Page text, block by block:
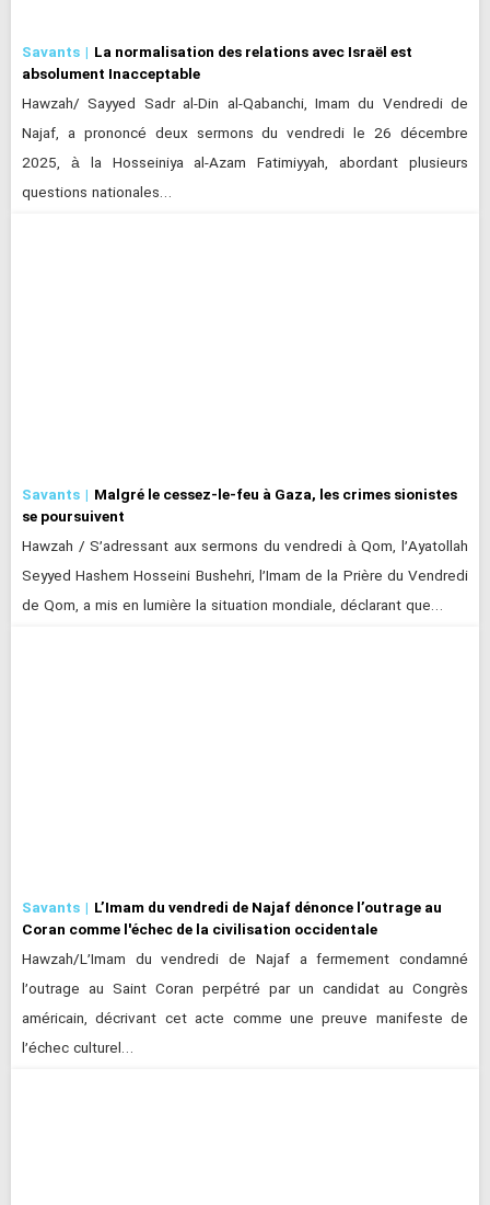
Savants
La normalisation des relations avec Israël est
absolument Inacceptable
Hawzah/ Sayyed Sadr al-Din al-Qabanchi, Imam du Vendredi de
Najaf, a prononcé deux sermons du vendredi le 26 décembre
2025, à la Hosseiniya al-Azam Fatimiyyah, abordant plusieurs
questions nationales…
Savants
Malgré le cessez-le-feu à Gaza, les crimes sionistes
se poursuivent
Hawzah / S’adressant aux sermons du vendredi à Qom, l’Ayatollah
Seyyed Hashem Hosseini Bushehri, l’Imam de la Prière du Vendredi
de Qom, a mis en lumière la situation mondiale, déclarant que…
Savants
L’Imam du vendredi de Najaf dénonce l’outrage au
Coran comme l'échec de la civilisation occidentale
Hawzah/L’Imam du vendredi de Najaf a fermement condamné
l’outrage au Saint Coran perpétré par un candidat au Congrès
américain, décrivant cet acte comme une preuve manifeste de
l’échec culturel…